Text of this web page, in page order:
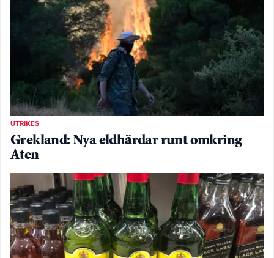
UTRIKES
Grekland: Nya eldhärdar runt omkring
Aten